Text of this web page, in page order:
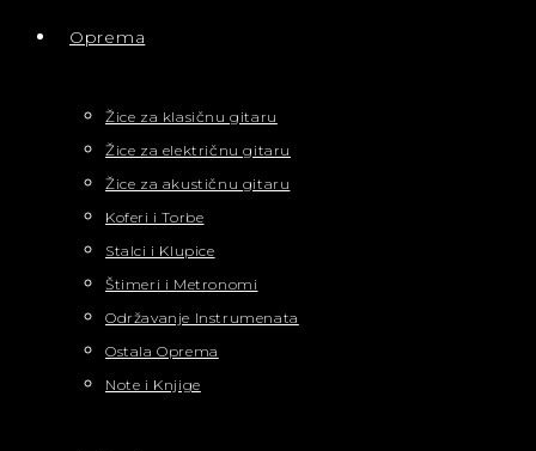
Oprema
Žice za klasičnu gitaru
Žice za električnu gitaru
Žice za akustičnu gitaru
Koferi i Torbe
Stalci i Klupice
Štimeri i Metronomi
Održavanje Instrumenata
Ostala Oprema
Note i Knjige